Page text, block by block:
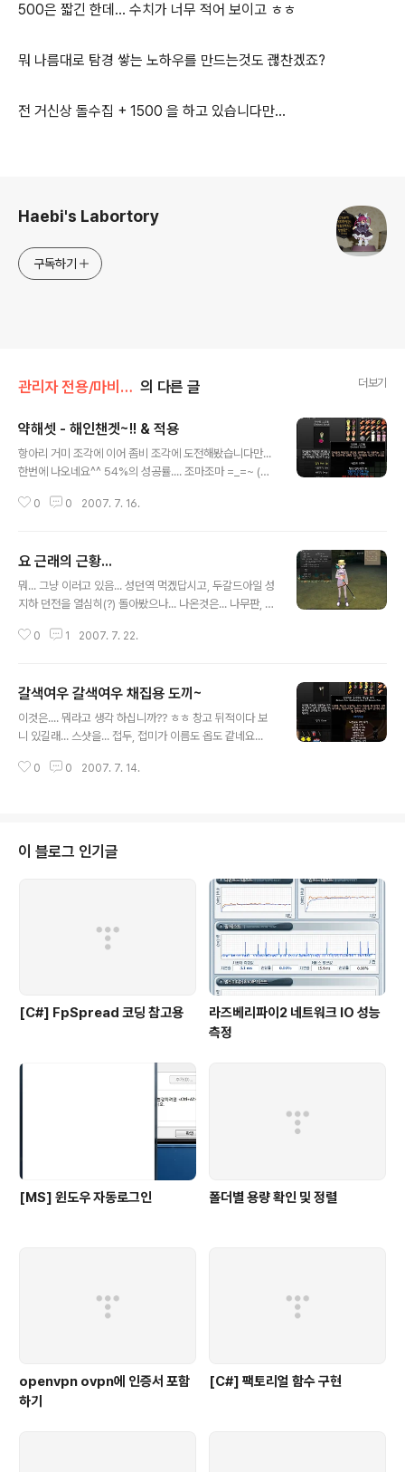
500은 짧긴 한데... 수치가 너무 적어 보이고 ㅎㅎ
뭐 나름대로 탐경 쌓는 노하우를 만드는것도 괞찬겠죠?
전 거신상 돌수집 + 1500 을 하고 있습니다만...
Haebi's Labortory
구독하기
관리자 전용/마비노기 의 다른 글 더보기
약해셋 - 해인챈겟~!! & 적용
항아리 거미 조각에 이어 좀비 조각에 도전해봤습니다만...
한번에 나오네요^^ 54%의 성공률.... 조마조마 =_=~ (사
계획이었습니다만...) 여신(?)님이 도와주신건지... 운 좋게
하여... 얻어낸 결과물... 결론은 대.만.족.!! 테스트를 위해
곤란+해 끼고 던바튼 나가봤습니다만... 갈색다이어울프가
WEAKEST에서 둘다 착용시 동급 으로 바뀌더군요^^ (둘
0 0 2007. 7. 16.
요 근래의 근황...
뭐... 그냥 이러고 있음... 성던역 먹겠답시고, 두갈드아일 성
지하 던전을 열심히(?) 돌아봤으나... 나온것은... 나무판, 고
정말 힘드는군요...;; 뭐, 제껴놓고 돈이나 벌자... 모드로 다
0 1 2007. 7. 22.
갈색여우 갈색여우 채집용 도끼~
이것은.... 뭐라고 생각 하십니까?? ㅎㅎ 창고 뒤적이다 보
니 있길래... 스샷을... 접두, 접미가 이름도 옵도 같네요...
0 0 2007. 7. 14.
이 블로그 인기글
[C#] FpSpread 코딩 참고용
라즈베리파이2 네트워크 IO 성능
측정
[MS] 윈도우 자동로그인 폴더별 용량 확인 및 정렬
openvpn ovpn에 인증서 포함
하기
[C#] 팩토리얼 함수 구현